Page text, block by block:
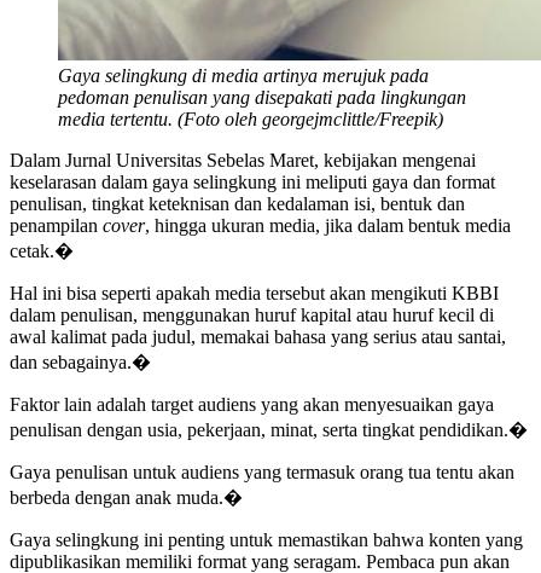
Gaya selingkung di media artinya merujuk pada
pedoman penulisan yang disepakati pada lingkungan
media tertentu. (Foto oleh georgejmclittle/Freepik)
Dalam Jurnal Universitas Sebelas Maret, kebijakan mengenai
keselarasan dalam gaya selingkung ini meliputi gaya dan format
penulisan, tingkat keteknisan dan kedalaman isi, bentuk dan
penampilan cover, hingga ukuran media, jika dalam bentuk media
cetak.�
Hal ini bisa seperti apakah media tersebut akan mengikuti KBBI
dalam penulisan, menggunakan huruf kapital atau huruf kecil di
awal kalimat pada judul, memakai bahasa yang serius atau santai,
dan sebagainya.�
Faktor lain adalah target audiens yang akan menyesuaikan gaya
penulisan dengan usia, pekerjaan, minat, serta tingkat pendidikan.�
Gaya penulisan untuk audiens yang termasuk orang tua tentu akan
berbeda dengan anak muda.�
Gaya selingkung ini penting untuk memastikan bahwa konten yang
dipublikasikan memiliki format yang seragam. Pembaca pun akan